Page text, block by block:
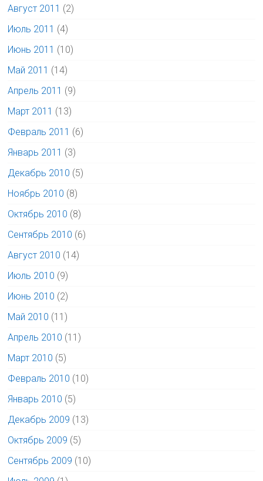
Август 2011 (2)
Июль 2011 (4)
Июнь 2011 (10)
Май 2011 (14)
Апрель 2011 (9)
Март 2011 (13)
Февраль 2011 (6)
Январь 2011 (3)
Декабрь 2010 (5)
Ноябрь 2010 (8)
Октябрь 2010 (8)
Сентябрь 2010 (6)
Август 2010 (14)
Июль 2010 (9)
Июнь 2010 (2)
Май 2010 (11)
Апрель 2010 (11)
Март 2010 (5)
Февраль 2010 (10)
Январь 2010 (5)
Декабрь 2009 (13)
Октябрь 2009 (5)
Сентябрь 2009 (10)